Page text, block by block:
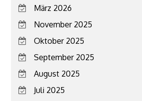
März 2026
November 2025
Oktober 2025
September 2025
August 2025
Juli 2025